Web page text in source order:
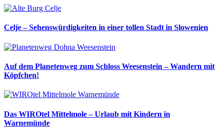
Celje – Sehenswürdigkeiten in einer tollen Stadt in Slowenien
Auf dem Planetenweg zum Schloss Weesenstein – Wandern mit
Köpfchen!
Das WIROtel Mittelmole – Urlaub mit Kindern in
Warnemünde